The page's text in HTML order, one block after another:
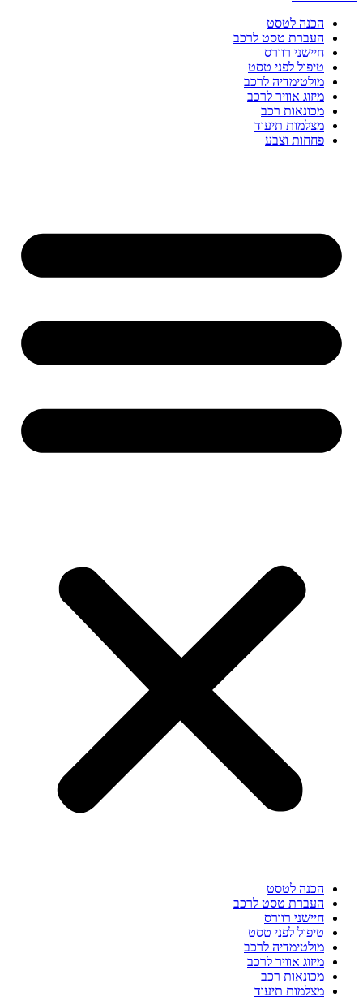
הכנה לטסט
העברת טסט לרכב
חיישני רוורס
טיפול לפני טסט
מולטימדיה לרכב
מיזוג אוויר לרכב
מכונאות רכב
מצלמות תיעוד
פחחות וצבע
הכנה לטסט
העברת טסט לרכב
חיישני רוורס
טיפול לפני טסט
מולטימדיה לרכב
מיזוג אוויר לרכב
מכונאות רכב
מצלמות תיעוד